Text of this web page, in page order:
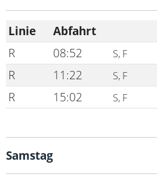
Linie Abfahrt
R
08:52 S, F
R
11:22 S, F
R
15:02 S, F
Samstag